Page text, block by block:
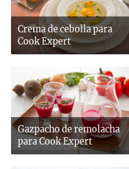
Crema de cebolla para
Cook Expert
Gazpacho de remolacha
para Cook Expert